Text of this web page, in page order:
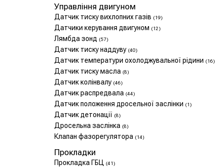
Управління двигуном
Датчик тиску вихлопних газів (19)
Датчики керування двигуном (12)
Лямбда зонд (57)
Датчик тиску наддуву (40)
Датчик температури охолоджувальної рідини (16)
Датчик тиску масла (8)
Датчик колінвалу (46)
Датчик распредвала (44)
Датчик положення дросельної заслінки (1)
Датчик детонації (8)
Дросельна заслінка (8)
Клапан фазорегулятора (14)
Прокладки
Прокладка ГБЦ (41)